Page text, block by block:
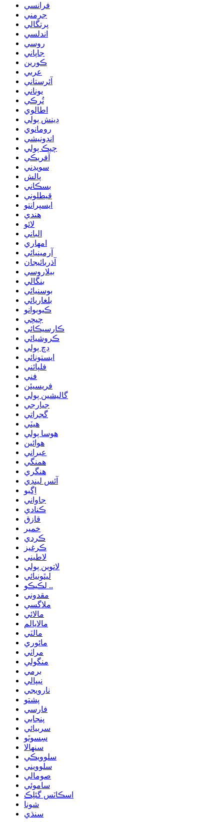
فرانسي
جرمني
پرتگالي
اندلسي
روسي
جاپاني
ڪورين
عربي
آئرستاني
يوناني
تُرڪي
اطالوي
ڊينش ٻولي
رومانوي
انڊونيشي
چيڪ ٻولي
آفريڪي
سويڊني
پالش
بسڪاني
قيطلوني
ايسپرانتو
هندي
لائو
الباني
امهاري
آرمينيائي
آذربائيجان
بيلاروسي
بنگالي
بوسنيائي
بلغاريائي
ڪيوبوانو
چيچي
ڪارسيڪائي
ڪروشيائي
ڊچ ٻولي
ايستونائي
فلپائني
فني
فريسيئن
گاليشين ٻولي
جيارجي
گجراتي
هيٽي
هوسا ٻولي
هوائين
عبراني
همنگي
هنگري
آئس لينڊي
اِگبو
جاواني
ڪنادي
قازق
خمير
ڪردي
ڪرغيز
لاطيني
لاتوين ٻولي
ليٿونيائي
لڪيڪو ..
مقدوني
ملاگسي
مالائي
مالايالم
مالٽي
مائوري
مراٺي
منگولي
برمي
نيپالي
نارويجي
پشتو
فارسي
پنجابي
سربيائي
سِسوٿو
سنھالا
سلوويڪي
سلوويني
صومالي
ساموئي
اسڪاٽس گئلِڪ
شونا
سنڌي